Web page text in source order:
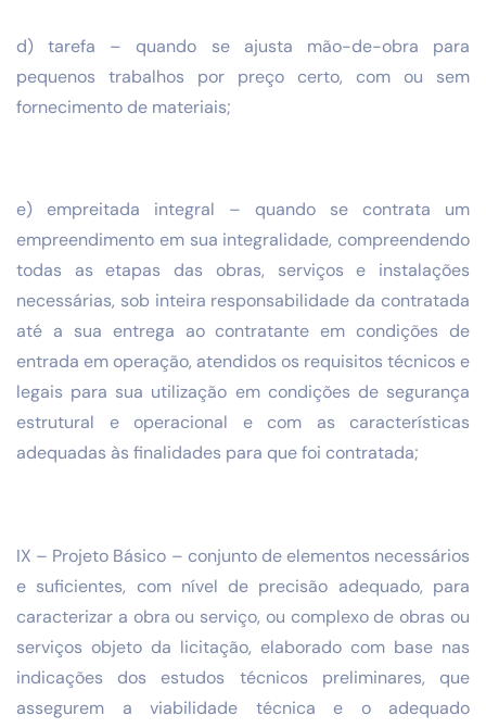
d) tarefa – quando se ajusta mão-de-obra para
pequenos trabalhos por preço certo, com ou sem
fornecimento de materiais;
e) empreitada integral – quando se contrata um
empreendimento em sua integralidade, compreendendo
todas as etapas das obras, serviços e instalações
necessárias, sob inteira responsabilidade da contratada
até a sua entrega ao contratante em condições de
entrada em operação, atendidos os requisitos técnicos e
legais para sua utilização em condições de segurança
estrutural e operacional e com as características
adequadas às finalidades para que foi contratada;
IX – Projeto Básico – conjunto de elementos necessários
e suficientes, com nível de precisão adequado, para
caracterizar a obra ou serviço, ou complexo de obras ou
serviços objeto da licitação, elaborado com base nas
indicações dos estudos técnicos preliminares, que
assegurem a viabilidade técnica e o adequado